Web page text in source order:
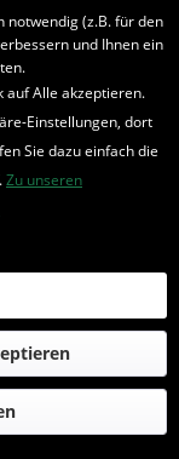
Otto
notwendig (z.B. für den
und Ihnen ein
auf Alle akzeptieren.
Einstellungen, dort
Sie dazu einfach die
Zu unseren